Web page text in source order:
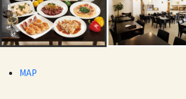
MAP